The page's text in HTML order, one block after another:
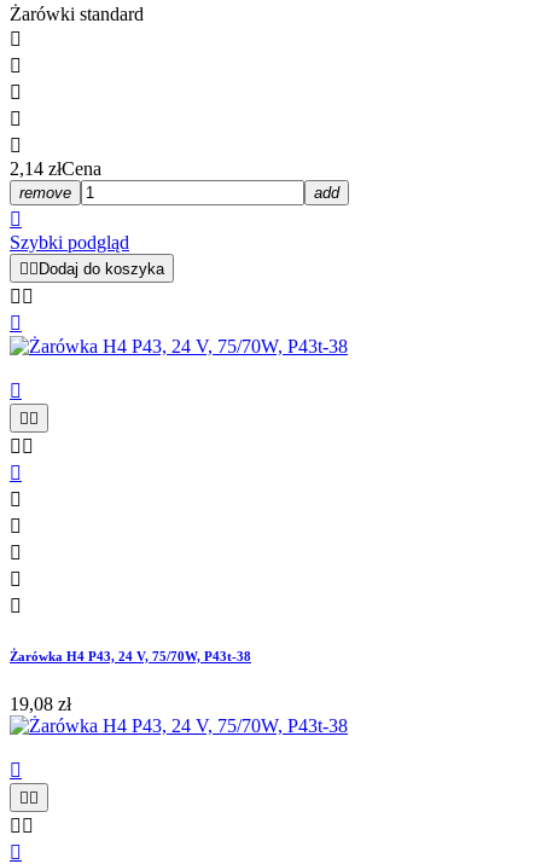
Żarówki standard





2,14 złCena
remove add

Szybki podgląd
Dodaj do koszyka
 



 






Żarówka H4 P43, 24 V, 75/70W, P43t-38
19,08 zł


 
